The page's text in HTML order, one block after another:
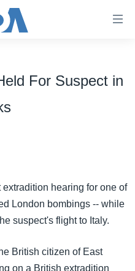
For Suspect in
hearing for one of
London bombings -- while
suspect's flight to Italy.
British citizen of East
on a British extradition